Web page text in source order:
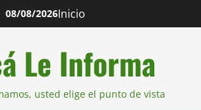
08/08/2026Inicio
Le Informa
usted elige el punto de vista